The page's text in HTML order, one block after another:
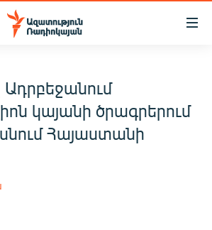
2026
կայանի ծրագրերում
Հայաստանի